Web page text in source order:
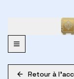
Menu
Retour à